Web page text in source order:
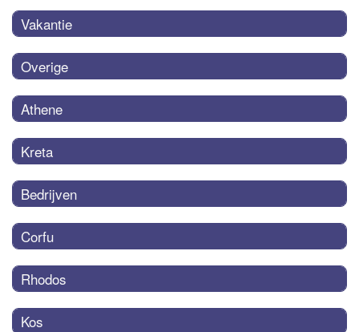
Vakantie
Overige
Athene
Kreta
Bedrijven
Corfu
Rhodos
Kos